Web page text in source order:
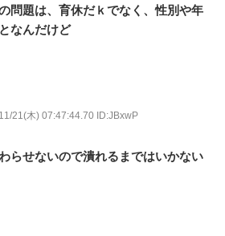
問題は、育休だｋでなく、性別や年
なんだけど
21(木) 07:47:44.70 ID:JBxwP
らせないので潰れるまではいかない